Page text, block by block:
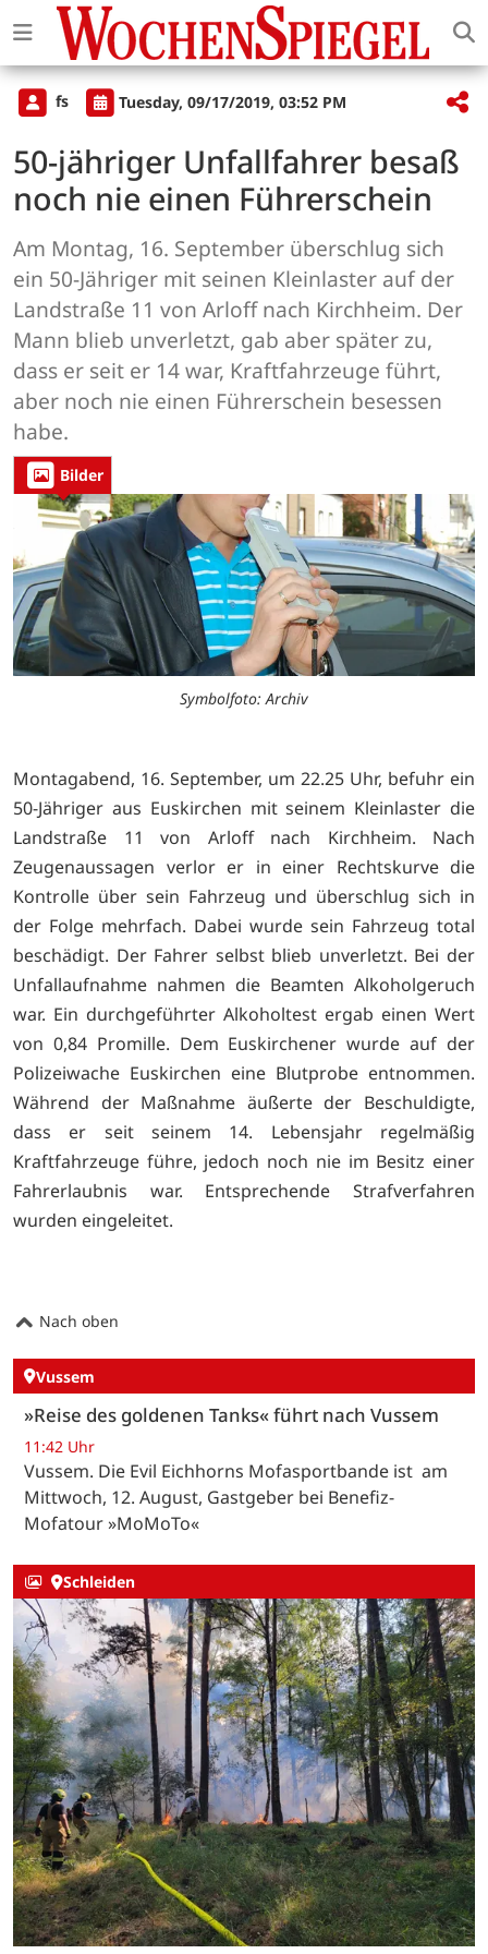
fs Tuesday, 09/17/2019, 03:52 PM
50-jähriger Unfallfahrer besaß
noch nie einen Führerschein
Am Montag, 16. September überschlug sich
ein 50-Jähriger mit seinen Kleinlaster auf der
Landstraße 11 von Arloff nach Kirchheim. Der
Mann blieb unverletzt, gab aber später zu,
dass er seit er 14 war, Kraftfahrzeuge führt,
aber noch nie einen Führerschein besessen
habe.
Bilder
Symbolfoto: Archiv
Montagabend, 16. September, um 22.25 Uhr, befuhr ein
50-Jähriger aus Euskirchen mit seinem Kleinlaster die
Landstraße 11 von Arloff nach Kirchheim. Nach
Zeugenaussagen verlor er in einer Rechtskurve die
Kontrolle über sein Fahrzeug und überschlug sich in
der Folge mehrfach. Dabei wurde sein Fahrzeug total
beschädigt. Der Fahrer selbst blieb unverletzt. Bei der
Unfallaufnahme nahmen die Beamten Alkoholgeruch
war. Ein durchgeführter Alkoholtest ergab einen Wert
von 0,84 Promille. Dem Euskirchener wurde auf der
Polizeiwache Euskirchen eine Blutprobe entnommen.
Während der Maßnahme äußerte der Beschuldigte,
dass er seit seinem 14. Lebensjahr regelmäßig
Kraftfahrzeuge führe, jedoch noch nie im Besitz einer
Fahrerlaubnis war. Entsprechende Strafverfahren
wurden eingeleitet.
Nach oben
Vussem
»Reise des goldenen Tanks« führt nach Vussem
11:42 Uhr
Vussem. Die Evil Eichhorns Mofasportbande ist am
Mittwoch, 12. August, Gastgeber bei Benefiz-
Mofatour »MoMoTo«
Schleiden